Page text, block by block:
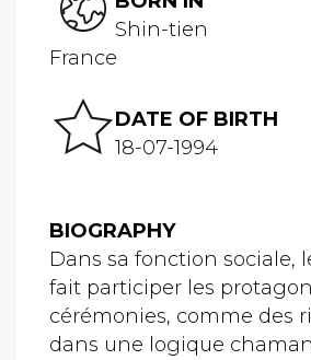
Shin-tien
France
DATE OF BIRTH
18-07-1994
BIOGRAPHY
Dans sa fonction sociale,
fait participer les
cérémonies, comme des
dans une logique